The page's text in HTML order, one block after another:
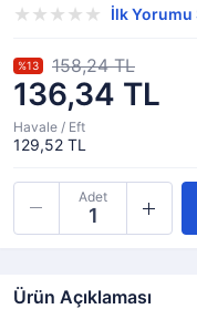
İlk Yorumu
136,34 TL
%13 158,24 TL
Havale / Eft
129,52 TL
Adet
Ürün Açıklaması